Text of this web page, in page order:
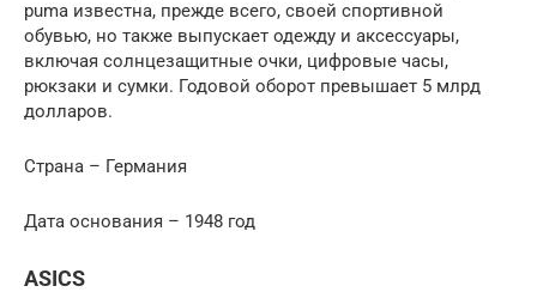
puma известна, прежде всего, своей спортивной
обувью, но также выпускает одежду и аксессуары,
включая солнцезащитные очки, цифровые часы,
рюкзаки и сумки. Годовой оборот превышает 5 млрд
долларов.
Страна – Германия
Дата основания – 1948 год
ASICS